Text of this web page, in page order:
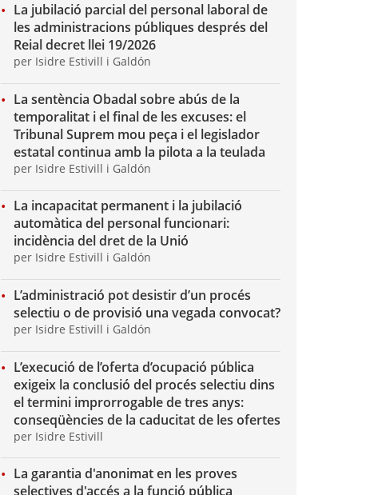
La jubilació parcial del personal laboral de
les administracions públiques després del
Reial decret llei 19/2026
per Isidre Estivill i Galdón
La sentència Obadal sobre abús de la
temporalitat i el final de les excuses: el
Tribunal Suprem mou peça i el legislador
estatal continua amb la pilota a la teulada
per Isidre Estivill i Galdón
La incapacitat permanent i la jubilació
automàtica del personal funcionari:
incidència del dret de la Unió
per Isidre Estivill i Galdón
L’administració pot desistir d’un procés
selectiu o de provisió una vegada convocat?
per Isidre Estivill i Galdón
L’execució de l’oferta d’ocupació pública
exigeix la conclusió del procés selectiu dins
el termini improrrogable de tres anys:
conseqüències de la caducitat de les ofertes
per Isidre Estivill
La garantia d'anonimat en les proves
selectives d'accés a la funció pública